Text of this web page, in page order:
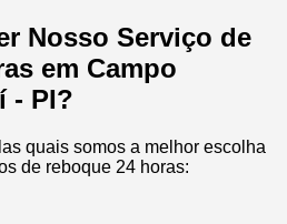
Nosso Serviço de
em Campo
- PI?
quais somos a melhor escolha
de reboque 24 horas: